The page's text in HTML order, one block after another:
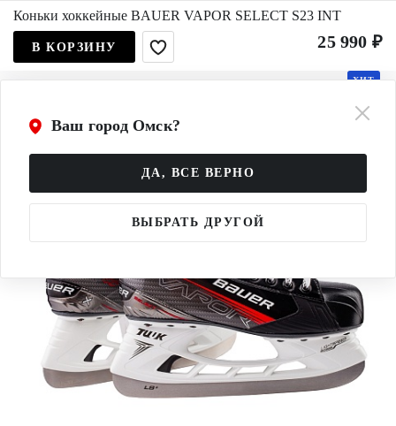
Ваш город Омск?
ДА, ВСЕ ВЕРНО
ВЫБРАТЬ ДРУГОЙ
ХИТ
Коньки хоккейные BAUER VAPOR SELECT S23 INT
25 990 ₽
В КОРЗИНУ